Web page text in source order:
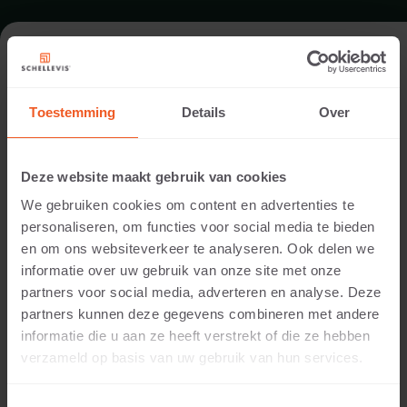
Toestemming Details Over
Deze website maakt gebruik van cookies
We gebruiken cookies om content en advertenties te
personaliseren, om functies voor social media te bieden
en om ons websiteverkeer te analyseren. Ook delen we
informatie over uw gebruik van onze site met onze
partners voor social media, adverteren en analyse. Deze
partners kunnen deze gegevens combineren met andere
informatie die u aan ze heeft verstrekt of die ze hebben
verzameld op basis van uw gebruik van hun services.
TUIN IN BUURSE
Architect:
Uitvoering:
Hummelink Hoveniersbedrijf
Locatie:
Buurse
Toepassing:
Tuin
Producten:
Ronde tegel 100x8 Grijs
Ronde tegel 80x7 Grijs